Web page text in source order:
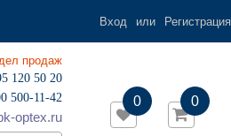
Вход или Регистрация
продаж
120 50 20
500-11-42
optex.ru
0
0